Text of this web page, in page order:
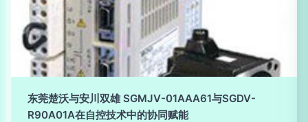
东莞楚沃与安川双雄 SGMJV-01AAA61与SGDV-
R90A01A在自控技术中的协同赋能